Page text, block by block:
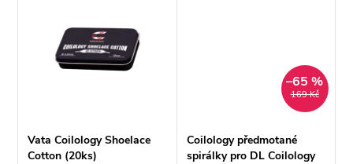
Vata Coilology Shoelace
Cotton (20ks)
169 Kč
–65 %
Coilology předmotané
spirálky pro DL Coilology